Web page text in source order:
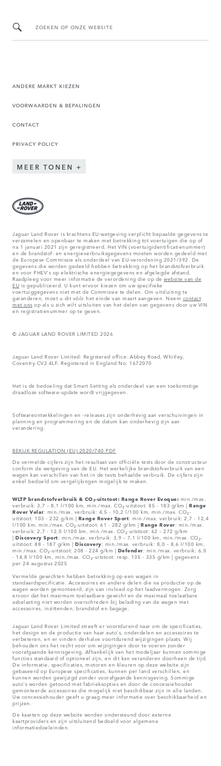
ZOEKEN OP ONZE WEBSITE
ANDERE MARKT KIEZEN
VOORWAARDEN & BEPALINGEN
CONTACT
PRIVACY POLICY
MEER TONEN
Jaguar Land Rover is krachtens EU-wetgeving verplicht bepaalde gegevens te
verzamelen en openbaar te maken met betrekking tot voertuigen die op of
na 1 januari 2021 zijn geregistreerd. Het VIN (voertuigidentificatienummer)
en de brandstof- en energieverbruiksgegevens moeten worden gedeeld met
de Europese Commissie als onderdeel van EU-verordening 2021/392. De
gegevens die worden gedeeld hebben betrekking op het brandstofverbruik
en voor PHEV's op elektrische energiegegevens en afgelegde afstand.
Raadpleeg voor meer informatie de verordening die op dewebsite van de
EU is gepubliceerd. U kunt ervoor kiezen om uw specifieke
voertuiggegevens niet met de Commissie te delen. Om uitsluiting te
garanderen, moet u dit vóór het einde van maart aangeven. Neem contact
met ons op als u zich wilt uitsluiten van het delen van gegevens door uw VIN
en registratienummer op te geven.
© JAGUAR LAND ROVER LIMITED 2026
Jaguar Land Rover Limited: Registered office: Abbey Road, Whitley,
Coventry CV3 4LF. Registered in England No: 1672070
Het is de bedoeling dat Smart Setting als onderdeel van een toekomstige
draadloze software-update wordt vrijgegeven.
Softwareontwikkelingen en -releases zijn onderhevig aan verschuivingen in
planning en programmering en de datum kan onderhevig zijn aan
verandering.
BEKIJK REGULATION (EU) 2020/740 PDF
De vermelde cijfers zijn het resultaat van officiële tests door de constructeur
conform de wetgeving van de EU. Het werkelijke brandstofverbruik van een
wagen kan verschillen van het in de tests behaalde verbruik. De cijfers zijn
enkel bedoeld om vergelijkingen mogelijk te maken.
WLTP brandstofverbruik & CO₂-uitstoot: Range Rover Evoque: min./max.
verbruik: 3,7 – 8,1 l/100 km, min./max. CO₂-uitstoot: 85 - 183 g/km | Range
Rover Velar: min./max. verbruik: 4,5 - 10,2 l/100 km, min./max. CO₂-
uitstoot: 103 - 232 g/km | Range Rover Sport: min./max. verbruik: 2,7 - 12,4
l/100 km, min./max. CO₂-uitstoot: 61 - 282 g/km | Range Rover: min./max.
verbruik: 2,7 - 12,0 l/100 km, min./max. CO₂-uitstoot: 62 – 272 g/km
| Discovery Sport: min./max. verbruik: 3,9 – 7,1 l/100 km, min./max. CO₂-
uitstoot: 88 - 187 g/km | Discovery: min./max. verbruik: 8,0 – 8,6 l/100 km,
min./max. CO₂-uitstoot: 208 - 224 g/km | Defender: min./max. verbruik: 6,0
- 14,8 l/100 km, min./max. CO₂-uitstoot: resp. 135 - 335 g/km | gegevens
per 24 augustus 2025
Vermelde gewichten hebben betrekking op een wagen in
standaardspecificatie. Accessoires en andere delen die na productie op de
wagen worden gemonteerd, zijn van invloed op het laadvermogen. Zorg
ervoor dat het maximum toelaatbare gewicht en de maximaal toelaatbare
asbelasting niet worden overschreden bij belading van de wagen met
accessoires, inzittenden, brandstof en bagage.
Jaguar Land Rover Limited streeft er voortdurend naar om de specificaties,
het design en de productie van haar auto's, onderdelen en accessoires te
verbeteren, en er vinden derhalve voortdurend wijzigingen plaats. Wij
behouden ons het recht voor om wijzigingen door te voeren zonder
voorafgaande kennisgeving. Afhankelijk van het modeljaar kunnen sommige
functies standaard of optioneel zijn, en dit kan veranderen doorheen de tijd.
De informatie, specificaties, motoren en kleuren op deze website zijn
gebaseerd op Europese specificaties, kunnen per land verschillen, en
kunnen worden gewijzigd zonder voorafgaande kennisgeving. Sommige
auto's worden getoond met fabrieksopties en door de concessiehouder
gemonteerde accessoires die mogelijk niet beschikbaar zijn in alle landen.
Uw concessiehouder geeft u graag meer informatie over beschikbaarheid en
prijzen.
De kaarten op deze website worden ondersteund door externe
kaartproviders en zijn uitsluitend bedoeld voor algemene
informatiedoeleinden.